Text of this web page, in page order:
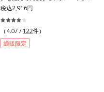
L-アスコルビン酸 2-グルコシド、パ
ウダルコ樹皮エキス、油溶性甘草エ
キス(2)*9 乾燥など
を阻害する原因(*9)にアプローチし
ます。さらに肌表面のなめらかさや
みずみずしさをサポートするため
に、肌荒れ防止有効成分と速効性と
持続性、2種の保湿成分も配合し、
明感のある美しさをサポートする成
分を凝縮した美容サプリです。L-シ
スチンや植物エキス、ビタミンCを
はじめとした5つのビタミンによっ
て、多角的にアプローチ。さらに南
税込2,916円
（4.07 / 122件）
通販限定